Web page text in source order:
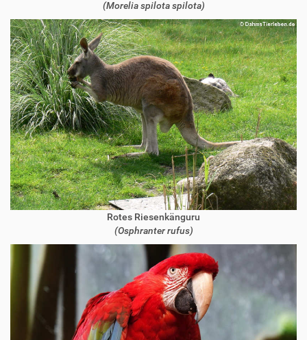
(Morelia spilota spilota)
Rotes Riesenkänguru
(Osphranter rufus)